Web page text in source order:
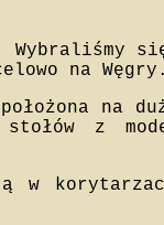
Wybraliśmy
na Węgry.
na
z
w